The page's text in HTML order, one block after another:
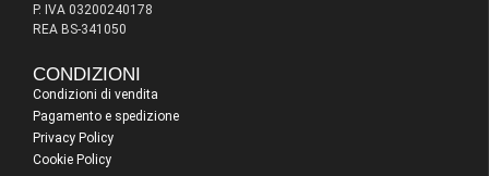
P. IVA 03200240178
REA BS-341050
CONDIZIONI
Condizioni di vendita
Pagamento e spedizione
Privacy Policy
Cookie Policy